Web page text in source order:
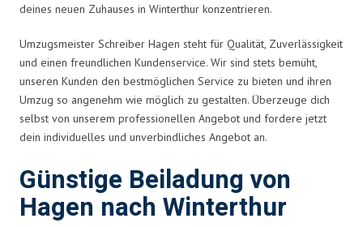
deines neuen Zuhauses in Winterthur konzentrieren.
Umzugsmeister Schreiber Hagen steht für Qualität, Zuverlässigkeit
und einen freundlichen Kundenservice. Wir sind stets bemüht,
unseren Kunden den bestmöglichen Service zu bieten und ihren
Umzug so angenehm wie möglich zu gestalten. Überzeuge dich
selbst von unserem professionellen Angebot und fordere jetzt
dein individuelles und unverbindliches Angebot an.
Günstige Beiladung von
Hagen nach Winterthur